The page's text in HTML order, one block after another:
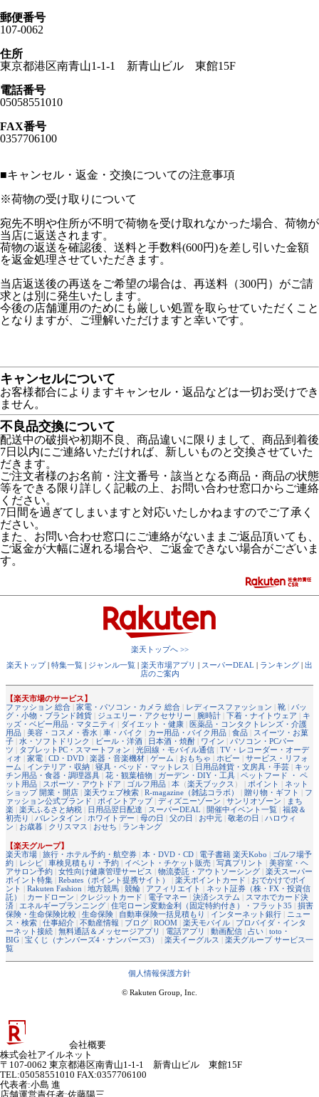
郵便番号
107-0062
住所
東京都港区南青山1-1-1 新青山ビル 東館15F
電話番号
05058551010
FAX番号
0357706100
■キャンセル・返金・交換についての注意事項
※荷物の受け取りについて
宛先不明や住所が不明で荷物を受け取れなかった場合、荷物が
当店に返送されます。
荷物の返送を確認後、送料と手数料(600円)を差し引いた金額
を返金処理させていただきます。
当店返送後の再送をご希望の場合は、再送料（300円）がご請
求とは別に発生いたします。
今後の店舗運用のためにも厳しい処置を取らせていただくこと
となりますが、ご理解いただけますと幸いです。
キャンセルについて
お客様都合によりますキャンセル・返品などは一切お受けでき
ません。
不良品交換について
配送中の破損や初期不良、商品違いに限りまして、商品到着後
7日以内にご連絡いただければ、新しいものと交換させていた
だきます。
ご注文者様のお名前・注文番号・該当となる商品・商品の状態
等をできる限り詳しく記載の上、お問い合わせ窓口からご連絡
ください。
7日間を過ぎてしまいますと対応いたしかねますのでご了承く
ださい。
また、お問い合わせ窓口にご連絡がないままご返品頂いても、
ご返金が大幅に遅れる場合や、ご返金できない場合がございま
す。
楽天トップへ >>
楽天トップ| 特集一覧 | ジャンル一覧 | 楽天市場アプリ | スーパーDEAL | ランキング | 出
店のご案内
【楽天市場のサービス】
ファッション 総合 | 家電・パソコン・カメラ 総合 | レディースファッション | 靴 | バッ
グ・小物・ブランド雑貨 | ジュエリー・アクセサリー | 腕時計 | 下着・ナイトウェア | キ
ッズ・ベビー用品・マタニティ | ダイエット・健康 | 医薬品・コンタクトレンズ・介護
用品 | 美容・コスメ・香水 | 車・バイク | カー用品・バイク用品 | 食品 | スイーツ・お菓
子 | 水・ソフトドリンク | ビール・洋酒 | 日本酒・焼酎 | ワイン | パソコン・PCパー
ツ | タブレットPC・スマートフォン | 光回線・モバイル通信 | TV・レコーダー・オーデ
ィオ | 家電 | CD・DVD | 楽器・音楽機材 | ゲーム | おもちゃ | ホビー | サービス・リフォ
ーム | インテリア・収納 | 寝具・ベッド・マットレス | 日用品雑貨・文房具・手芸 | キッ
チン用品・食器・調理器具 | 花・観葉植物 | ガーデン・DIY・工具 | ペットフード ・ ペ
ット用品 | スポーツ・アウトドア | ゴルフ用品 | 本 （楽天ブックス ） | ポイント | ネット
ショップ 開業・開店 | 楽天ウェブ検索 | R-magazine（雑誌コラボ） | 贈り物・ギフト | フ
ァッション公式ブランド | ポイントアップ| ディズニーゾーン | サンリオゾーン | まち
楽 | 楽天ふるさと納税 | 日用品翌日配達 | スーパーDEAL | 開催中イベント一覧 | 福袋＆
初売り | バレンタイン | ホワイトデー | 母の日 | 父の日 | お中元 | 敬老の日 | ハロウィ
ン | お歳暮 | クリスマス | おせち | ランキング
【楽天グループ】
楽天市場 | 旅行・ホテル予約・航空券 | 本・DVD・CD | 電子書籍 楽天Kobo | ゴルフ場予
約 | レシピ | 車検見積もり・予約 | イベント・チケット販売 | 写真プリント | 美容室・ヘ
アサロン予約 | 女性向け健康管理サービス | 物流委託・アウトソーシング | 楽天スーパー
ポイント特集 | Rebates（ポイント提携サイト） | 楽天ポイントカード | おでかけでポイ
ント | Rakuten Fashion | 地方競馬 | 競輪 | アフィリエイト | ネット証券（株・FX・投資信
託）
| カードローン | クレジットカード | 電子マネー | 決済システム | スマホでカード決
済 | エネルギープランニング | 住宅ローン変動金利（固定特約付き）・フラット35 | 損害
保険・生命保険比較 | 生命保険 | 自動車保険一括見積もり | インターネット銀行 | ニュー
ス・検索 | 仕事紹介 | 不動産情報 | ブログ | ROOM | 楽天モバイル | プロバイダ・インタ
ーネット接続 | 無料通話＆メッセージアプリ | 電話アプリ | 動画配信 | 占い | toto・
BIG | 宝くじ（ナンバーズ4・ナンバーズ3） | 楽天イーグルス | 楽天グループ サービス一
覧
個人情報保護方針
© Rakuten Group, Inc.
会社概要
株式会社アイルネット
〒107-0062 東京都港区南青山1-1-1 新青山ビル 東館15F
TEL:05058551010 FAX:0357706100
代表者:小島 進
店舗運営責任者:佐藤陽三